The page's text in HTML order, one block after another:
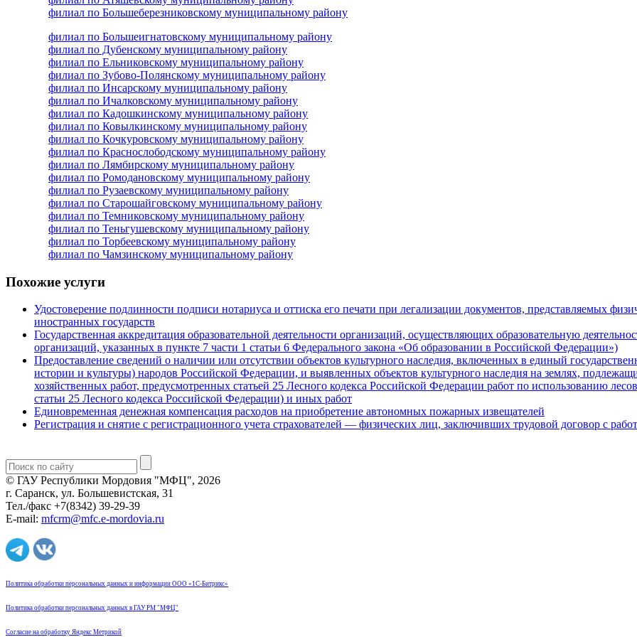
филиал по Большеберезниковскому муниципальному району
филиал по Большеигнатовскому муниципальному району
филиал по Дубенскому муниципальному району
филиал по Ельниковскому муниципальному району
филиал по Зубово-Полянскому муниципальному району
филиал по Инсарскому муниципальному району
филиал по Ичалковскому муниципальному району
филиал по Кадошкинскому муниципальному району
филиал по Ковылкинскому муниципальному району
филиал по Кочкуровскому муниципальному району
филиал по Краснослободскому муниципальному району
филиал по Лямбирскому муниципальному району
филиал по Ромодановскому муниципальному району
филиал по Рузаевскому муниципальному району
филиал по Старошайговскому муниципальному району
филиал по Темниковскому муниципальному району
филиал по Теньгушевскому муниципальному району
филиал по Торбеевскому муниципальному району
филиал по Чамзинскому муниципальному району
Похожие услуги
Удостоверение подлинности подписи нотариуса и оттиска его печати при легализации документов, представляемых
иностранных государств
Государственная аккредитация образовательной деятельности организаций, осуществляющих образовательную
организаций, указанных в пункте 7 части 1 статьи 6 Федерального закона «Об образовании в Российской Федерации»)
Предоставление сведений о наличии или отсутствии объектов культурного наследия, включенных в единый
истории и культуры) народов Российской Федерации, и выявленных объектов культурного наследия на землях,
хозяйственных работ, предусмотренных статьей 25 Лесного кодекса Российской Федерации работ по использованию
статьи 25 Лесного кодекса Российской Федерации) и иных работ
Единовременная денежная компенсация расходов на приобретение автономных пожарных извещателей
Регистрация и снятие с регистрационного учета страхователей — физических лиц, заключивших трудовой договор с
© ГАУ Республики Мордовия "МФЦ", 2026
г. Саранск, ул. Большевистская, 31
Тел./факс +7(8342) 39-29-39
E-mail: mfcrm@mfc.e-mordovia.ru
Политика обработки персональных данных и информации ООО «1С-Битрикс»
Политика обработки персональных данных в ГАУ РМ "МФЦ"
Согласие на обработку Яндекс Метрикой